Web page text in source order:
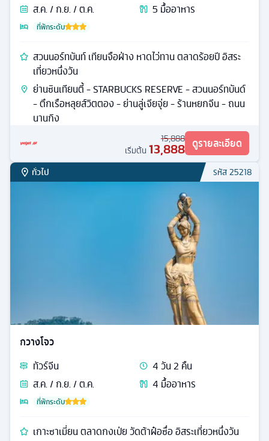
ส.ค. / ก.ย. / ต.ค.
5 มื้ออาหาร
ที่พักระดับ
สวนนอร์ทบันท์ เทียนจือฝ่าง หาดไว่ทาน ตลาดร้อยปี อิสระ
เที่ยวหนึ่งวัน
ย่านซินเทียนตี้ - STARBUCKS RESERVE - สวนนอร์ทบันด์
- ตึกเรือหลุยส์วิตตอง - ย่านลู่เจียจุ่ย - ร้านหยกจีน - ถนน
นานกิง
15,888
เริ่มต้น 13,888 ดูรายละเอียด
ทั่วไป รหัส25218
กวางโจว
ทัวร์จีน 4วัน2 คืน
ส.ค. / ก.ย. / ต.ค.
4 มื้ออาหาร
ที่พักระดับ
เกาะซาเมี่ยน ตลาดกงเป่ย วัดต้าฝ๋อซื่อ อิสระเที่ยวหนึ่งวัน